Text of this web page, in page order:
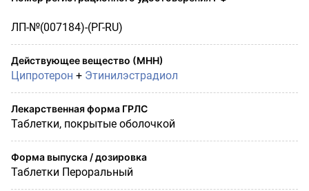
ЛП-№(007184)-(РГ-RU)
Действующее вещество (МНН)
Ципротерон + Этинилэстрадиол
Лекарственная форма ГРЛС
Таблетки, покрытые оболочкой
Форма выпуска / дозировка
Таблетки Пероральный